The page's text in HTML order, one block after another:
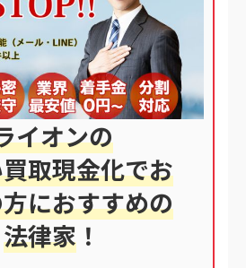
イオンの
取現金化でお
におすすめの
法律家 ！